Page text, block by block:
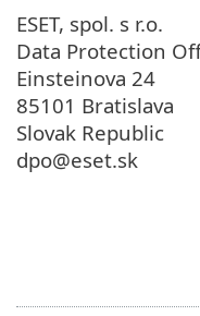
ESET, spol. s r.o.
Data Protection
Einsteinova 24
85101 Bratislava
Slovak Republic
dpo@eset.sk